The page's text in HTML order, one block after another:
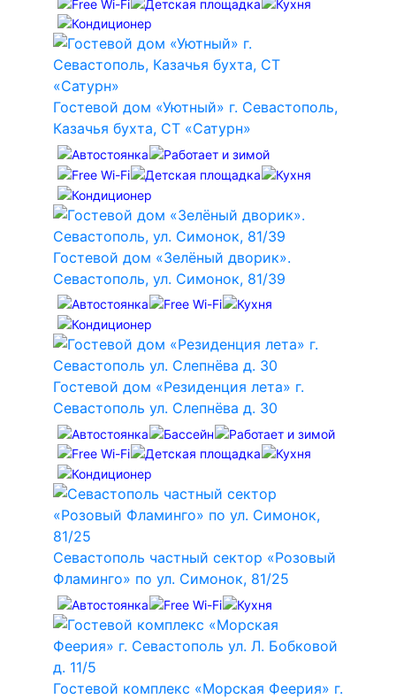
Гостевой дом «Уютный» г. Севастополь,
Казачья бухта, СТ «Сатурн»
Гостевой дом «Зелёный дворик».
Севастополь, ул. Симонок, 81/39
Гостевой дом «Резиденция лета» г.
Севастополь ул. Слепнёва д. 30
Севастополь частный сектор «Розовый
Фламинго» по ул. Симонок, 81/25
Гостевой комплекс «Морская Феерия» г.